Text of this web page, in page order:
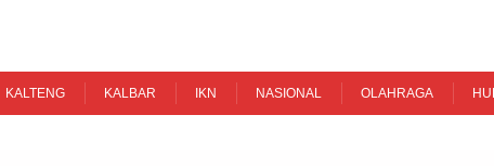
KALTENG KALBAR IKN NASIONAL OLAHRAGA